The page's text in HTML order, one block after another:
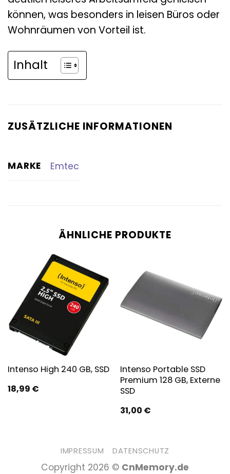
können, was besonders in leisen Büros oder
Wohnräumen von Vorteil ist.
Inhalt
ZUSÄTZLICHE INFORMATIONEN
MARKE Emtec
ÄHNLICHE PRODUKTE
Intenso High 240 GB, SSD
18,99 €
Intenso Portable SSD
Premium 128 GB, Externe
SSD
31,00 €
IMPRESSUM DATENSCHUTZ
Copyright 2026 © CnMemory.de